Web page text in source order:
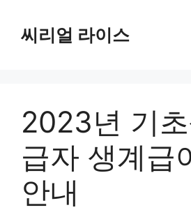
씨리얼 라이스
2023년 기
급자 생계급
안내